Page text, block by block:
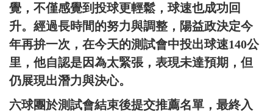
覺，不僅感覺到投球更輕鬆，球速也成功回
升。經過長時間的努力與調整，陽益政決定今
年再拚一次，在今天的測試會中投出球速140公
里，他自認是因為太緊張，表現未達預期，但
仍展現出潛力與決心。
六球團於測試會結束後提交推薦名單，最終入